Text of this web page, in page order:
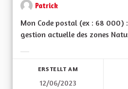
Patrick
Mon Code postal (ex : 68 000)
gestion actuelle des zones
ERSTELLT AM
12/06/2023